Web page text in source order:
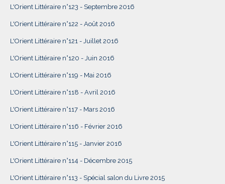
L'Orient Littéraire n°123 - Septembre 2016
L'Orient Littéraire n°122 - Août 2016
L'Orient Littéraire n°121 - Juillet 2016
L'Orient Littéraire n°120 - Juin 2016
L'Orient Littéraire n°119 - Mai 2016
L'Orient Littéraire n°118 - Avril 2016
L'Orient Littéraire n°117 - Mars 2016
L'Orient Littéraire n°116 - Février 2016
L'Orient Littéraire n°115 - Janvier 2016
L'Orient Littéraire n°114 - Décembre 2015
L'Orient Littéraire n°113 - Spécial salon du Livre 2015